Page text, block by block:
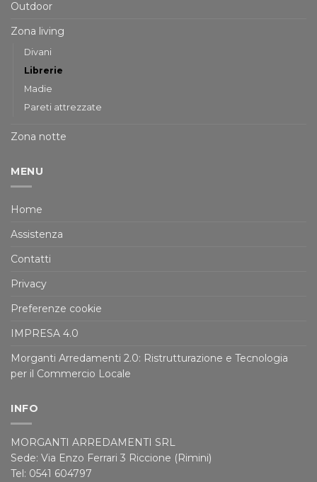
Outdoor
Zona living
Divani
Librerie
Madie
Pareti attrezzate
Zona notte
MENU
Home
Assistenza
Contatti
Privacy
Preferenze cookie
IMPRESA 4.0
Morganti Arredamenti 2.0: Ristrutturazione e Tecnologia
per il Commercio Locale
INFO
MORGANTI ARREDAMENTI SRL
Sede: Via Enzo Ferrari 3 Riccione (Rimini)
Tel: 0541 604797